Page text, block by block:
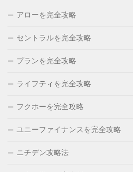
間がかかってしまい、申込みをし
このあたりの特徴を理解したうえ
アローを完全攻略
セントラルを完全攻略
プランを完全攻略
ライフティを完全攻略
フクホーを完全攻略
ユニーファイナンスを完全攻略
ニチデン攻略法